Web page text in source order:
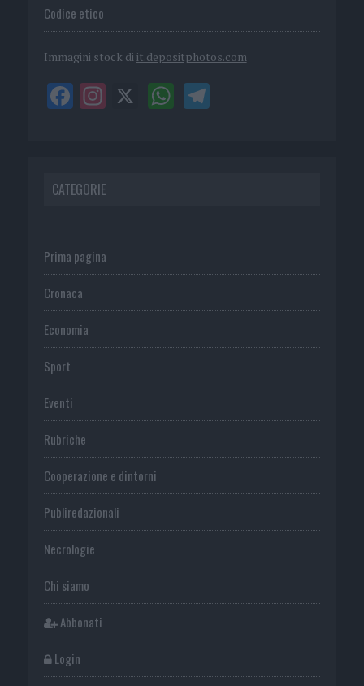
Codice etico
Immagini stock di it.depositphotos.com
CATEGORIE
Prima pagina
Cronaca
Economia
Sport
Eventi
Rubriche
Cooperazione e dintorni
Publiredazionali
Necrologie
Chi siamo
Abbonati
Login